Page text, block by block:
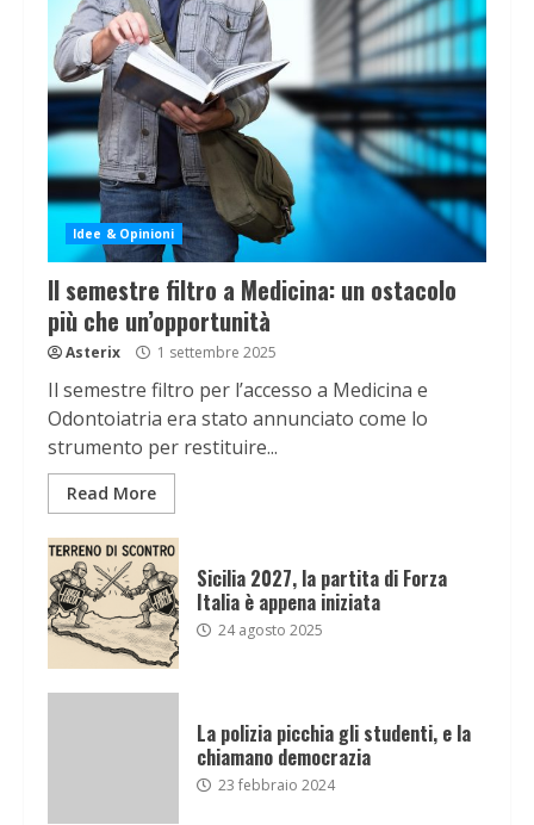
Idee & Opinioni
Il semestre filtro a Medicina: un ostacolo
più che un’opportunità
Asterix 1 settembre 2025
Il semestre filtro per l’accesso a Medicina e
Odontoiatria era stato annunciato come lo
strumento per restituire...
Read More
Sicilia 2027, la partita di Forza
Italia è appena iniziata
24 agosto 2025
La polizia picchia gli studenti, e la
chiamano democrazia
23 febbraio 2024